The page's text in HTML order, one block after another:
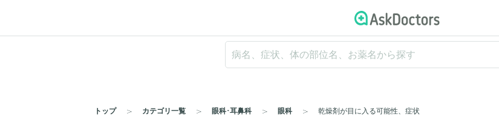
トップ カテゴリ一覧 眼科･耳鼻科 眼科 乾燥剤が目に入る可能性、症状